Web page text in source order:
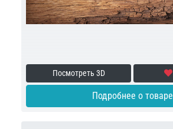
Посмотреть 3D
Подробнее о товаре